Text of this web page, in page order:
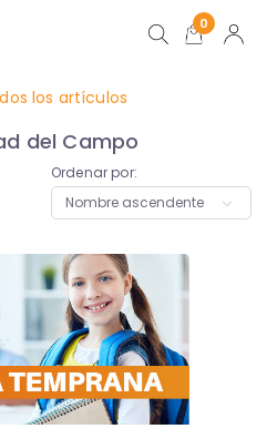
0
los artículos
del Campo
Ordenar por: